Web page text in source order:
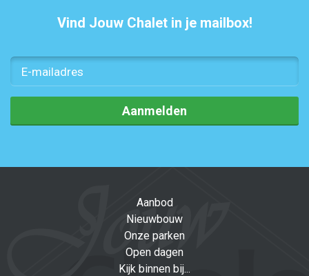
Vind Jouw Chalet in je mailbox!
Aanmelden
Aanbod
Nieuwbouw
Onze parken
Open dagen
Kijk binnen bij...